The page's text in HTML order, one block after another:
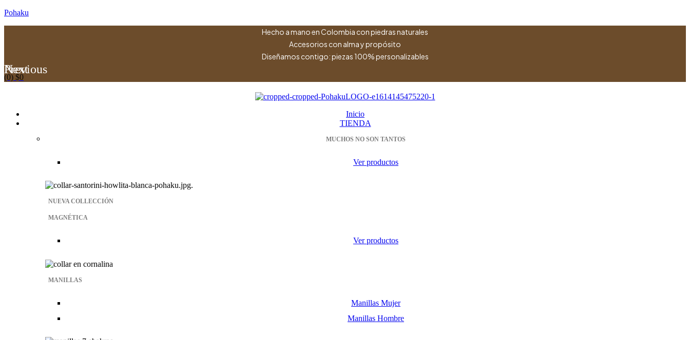
Pohaku
Hecho a mano en Colombia con piedras naturales
Accesorios con alma y propósito
Diseñamos contigo: piezas 100% personalizables
Previous
Next
(0) $0
Inicio
TIENDA
MUCHOS NO SON TANTOS
Ver productos
NUEVA COLLECCIÓN
MAGNÉTICA
Ver productos
MANILLAS
Manillas Mujer
Manillas Hombre